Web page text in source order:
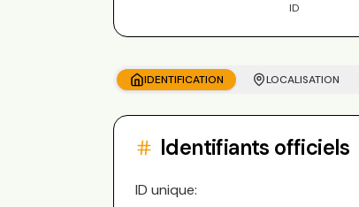
ID
IDENTIFICATION LOCALISATION
Identifiants officiels
ID unique: